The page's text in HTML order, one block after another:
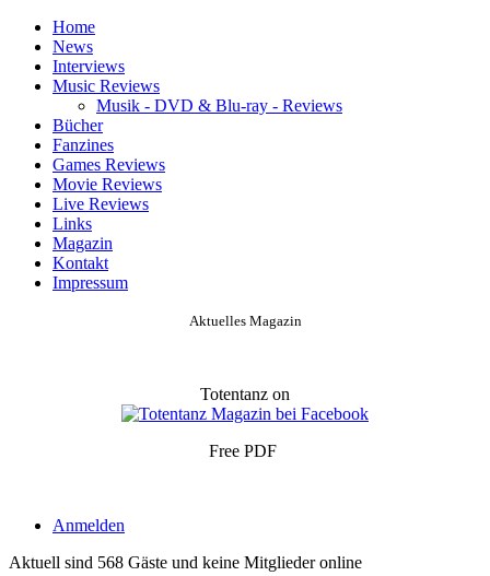
Home
News
Interviews
Music Reviews
Musik - DVD & Blu-ray - Reviews
Bücher
Fanzines
Games Reviews
Movie Reviews
Live Reviews
Links
Magazin
Kontakt
Impressum
Aktuelles Magazin
Totentanz on
Free PDF
Anmelden
Aktuell sind 568 Gäste und keine Mitglieder online